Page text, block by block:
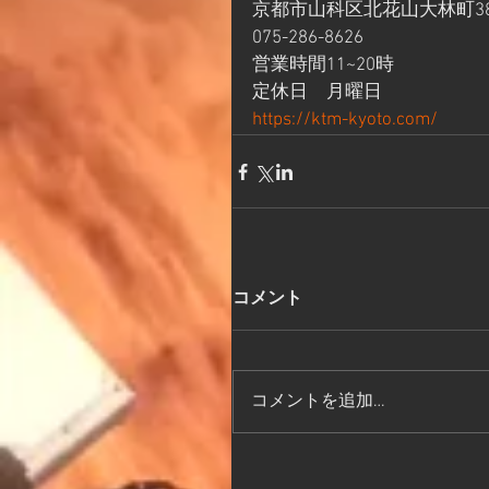
京都市山科区北花山大林町
075-286-8626
営業時間11~20時
定休日　月曜日
https://ktm-kyoto.com/
コメント
コメントを追加…